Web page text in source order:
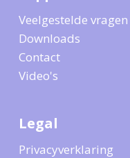
Veelgestelde vragen
Downloads
Contact
Video's
Legal
Privacyverklaring